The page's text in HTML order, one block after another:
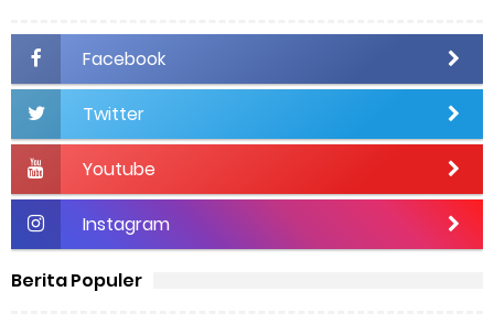
Facebook
Twitter
Youtube
Instagram
Berita Populer